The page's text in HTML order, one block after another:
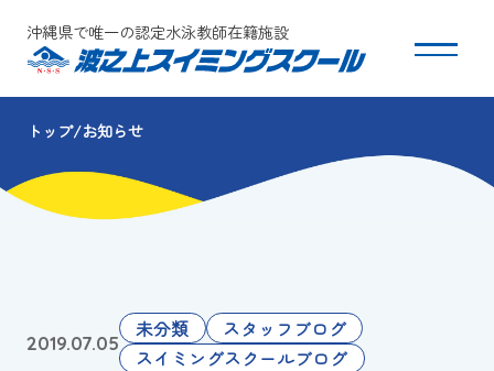
沖縄県で唯一の認定水泳教師在籍施設
スクールについて
コース・クラス紹介
団体会員募集
トップ お知らせ
2019.07.05
未分類
スタッフブログ
スイミングスクールブログ